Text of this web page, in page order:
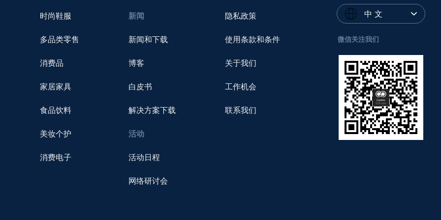
时尚鞋服
多品类零售
消费品
家居家具
食品饮料
美妆个护
消费电子
新闻
新闻和下载
博客
白皮书
解决方案下载
活动
活动日程
网络研讨会
隐私政策
使用条款和条件
关于我们
工作机会
联系我们
中 文
微信关注我们